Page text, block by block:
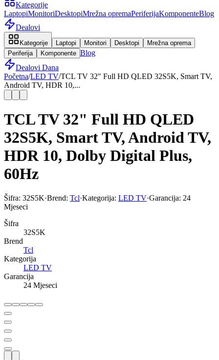
Kategorije
LaptopiMonitoriDesktopiMrežna opremaPeriferijaKomponenteBlog
Dealovi
Kategorije Laptopi Monitori Desktopi
Mrežna oprema
Periferija
Komponente Blog
Dealovi Dana
Početna/LED TV/TCL TV 32" Full HD QLED 32S5K, Smart TV,
Android TV, HDR 10,...
TCL TV 32" Full HD QLED
32S5K, Smart TV, Android TV,
HDR 10, Dolby Digital Plus,
60Hz
Šifra: 32S5K·Brend: Tcl·Kategorija: LED TV·Garancija: 24
Mjeseci
Šifra
32S5K
Brend
Tcl
Kategorija
LED TV
Garancija
24 Mjeseci